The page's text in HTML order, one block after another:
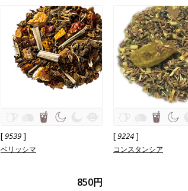
[9539]
ベリッシマ
850円
[9224]
コンスタンシア